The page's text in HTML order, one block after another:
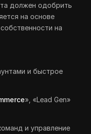
должен одобрить
на основе
на
и быстрое
», «Lead Gen»
и управление